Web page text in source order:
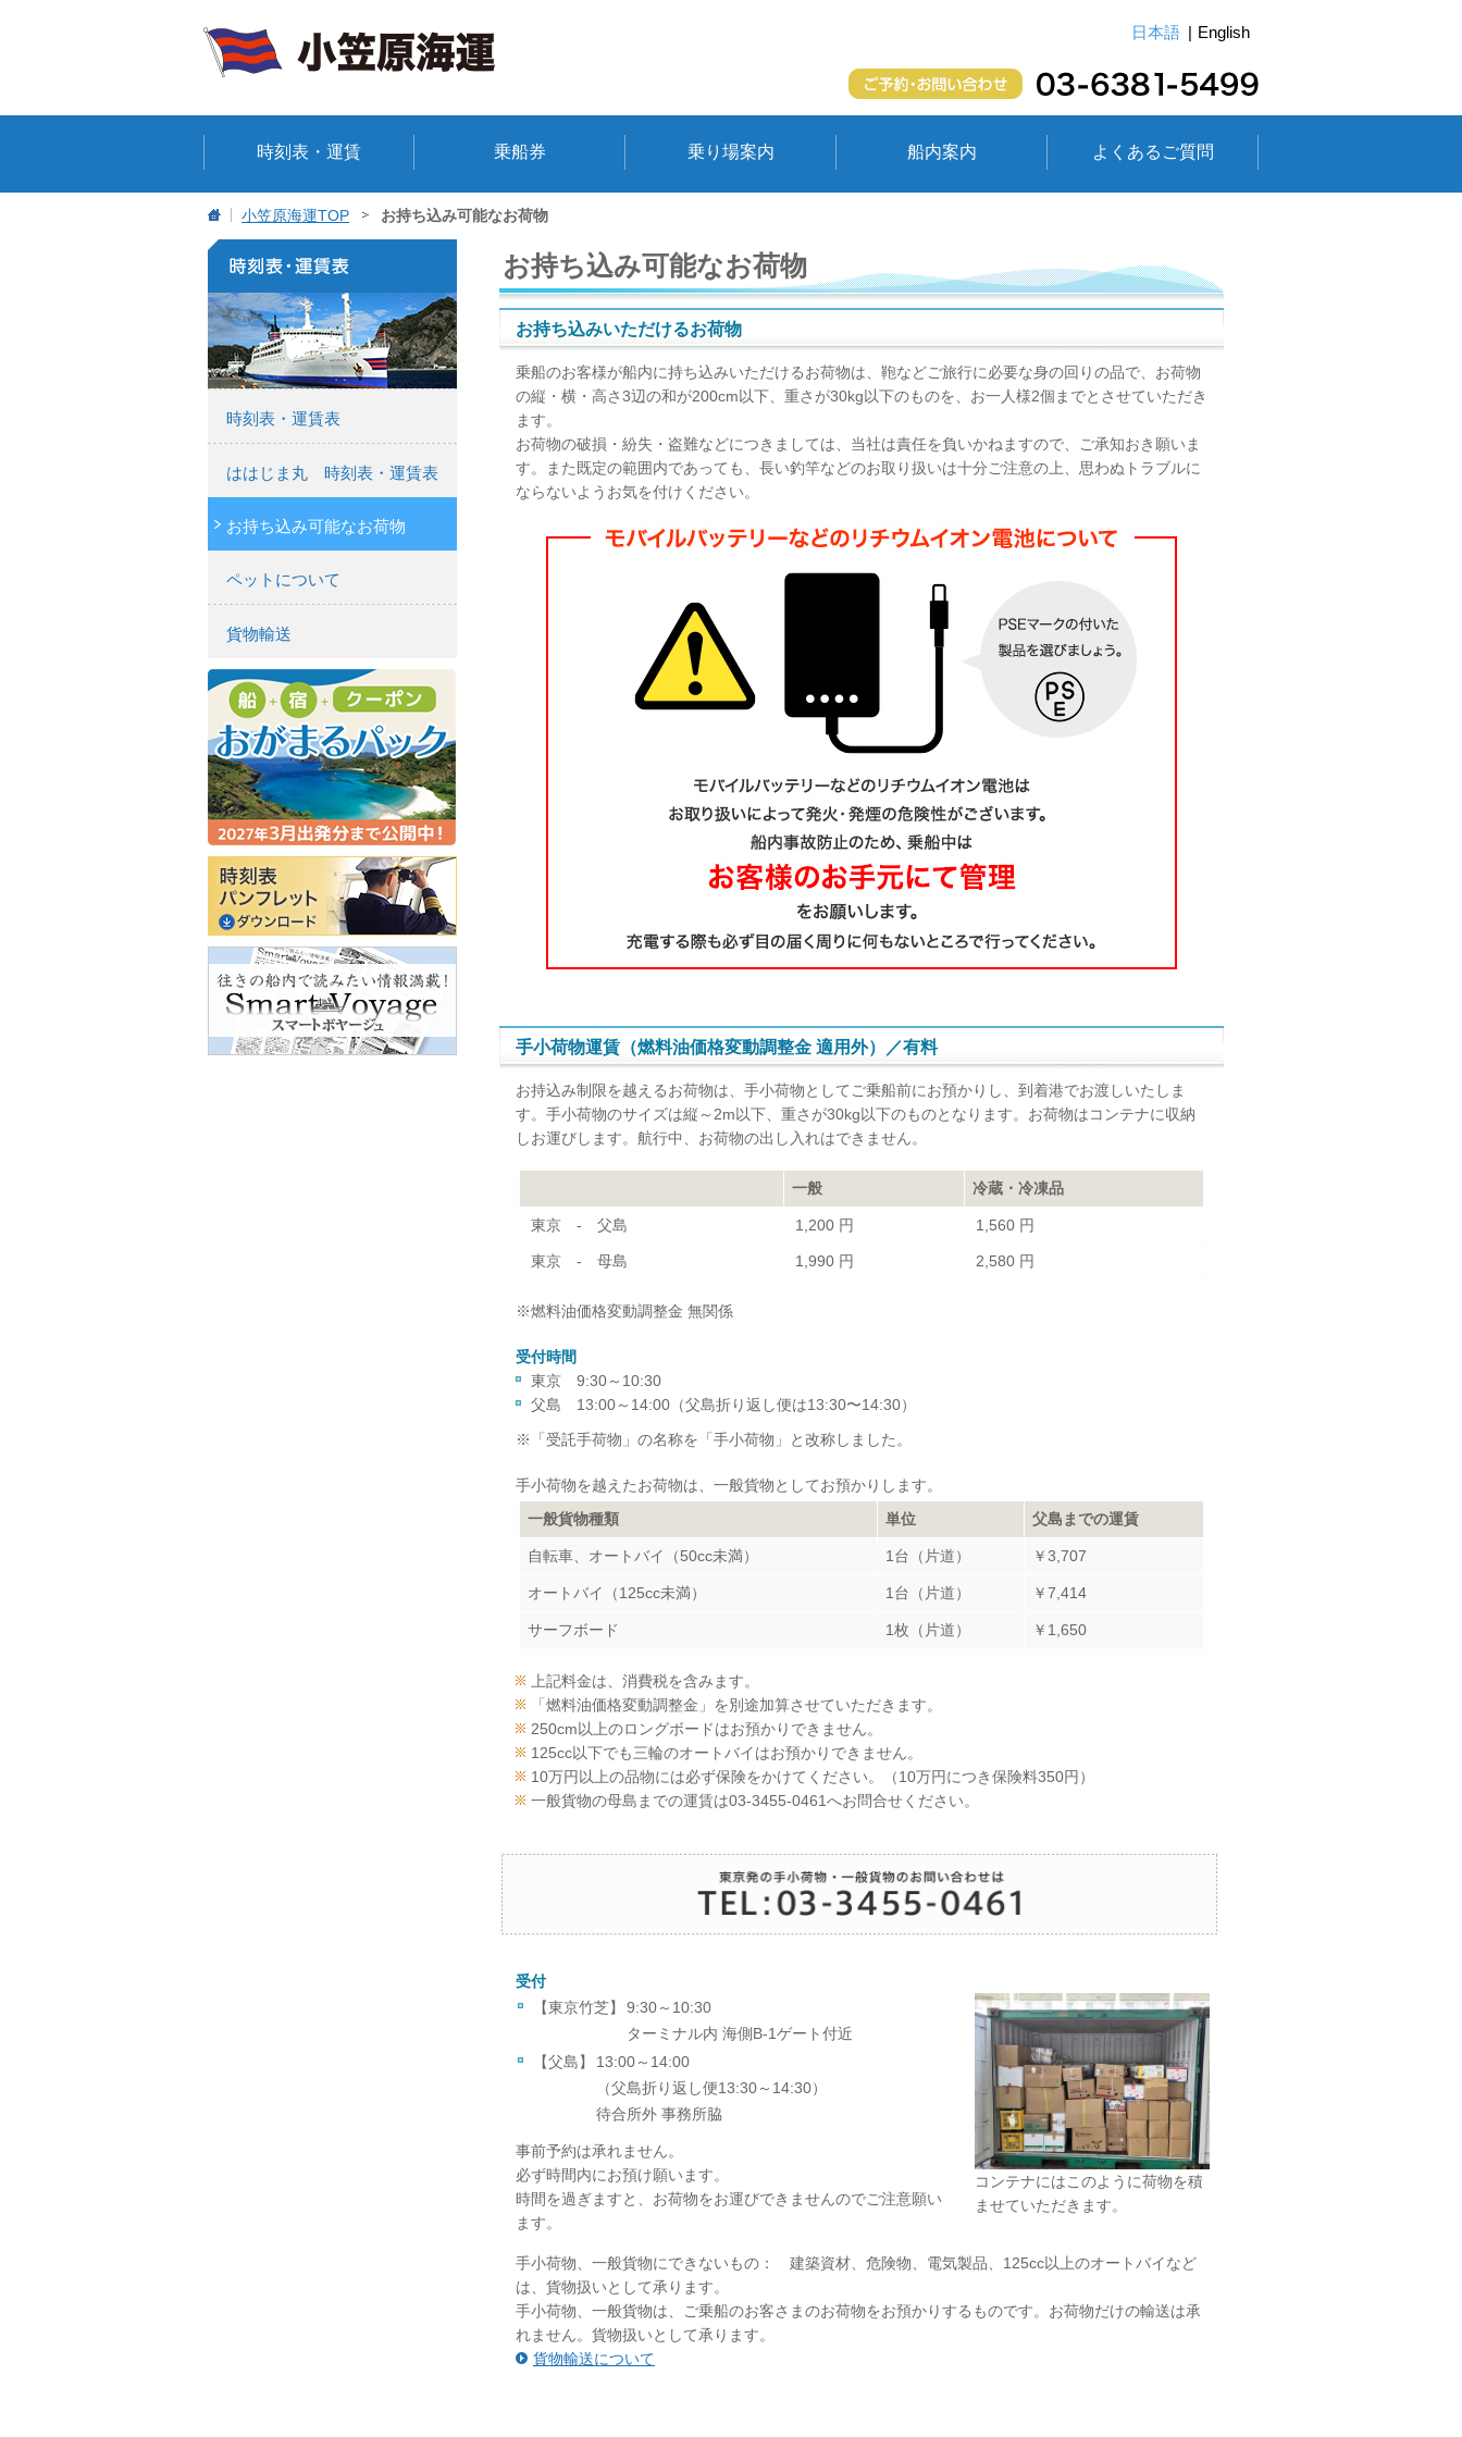
日本語 English
時刻表・運賃 乗船券 乗り場案内 船内案内 よくあるご質問
小笠原海運TOP お持ち込み可能なお荷物
時刻表・運賃表
ははじま丸 時刻表・運賃表
お持ち込み可能なお荷物
ペットについて
貨物輸送
お持ち込み可能なお荷物
お持ち込みいただけるお荷物
乗船のお客様が船内に持ち込みいただけるお荷物は、鞄などご旅行に必要な身の回りの品で、お荷物
の縦・横・高さ3辺の和が200cm以下、重さが30kg以下のものを、お一人様2個までとさせていただき
ます。
お荷物の破損・紛失・盗難などにつきましては、当社は責任を負いかねますので、ご承知おき願いま
す。また既定の範囲内であっても、長い釣竿などのお取り扱いは十分ご注意の上、思わぬトラブルに
ならないようお気を付けください。
手小荷物運賃（燃料油価格変動調整金 適用外）／有料
お持込み制限を越えるお荷物は、手小荷物としてご乗船前にお預かりし、到着港でお渡しいたしま
す。手小荷物のサイズは縦～2m以下、重さが30kg以下のものとなります。お荷物はコンテナに収納
しお運びします。航行中、お荷物の出し入れはできません。
一般 冷蔵・冷凍品
東京 - 父島 1,200 円 1,560 円
東京 - 母島 1,990 円 2,580 円
※燃料油価格変動調整金 無関係
受付時間
東京 9:30～10:30
父島 13:00～14:00（父島折り返し便は13:30〜14:30）
※「受託手荷物」の名称を「手小荷物」と改称しました。
手小荷物を越えたお荷物は、一般貨物としてお預かりします。
一般貨物種類
単位 父島までの運賃
自転車、オートバイ（50cc未満） 1台（片道） ￥3,707
オートバイ（125cc未満） 1台（片道） ￥7,414
サーフボード 1枚（片道） ￥1,650
上記料金は、消費税を含みます。
「燃料油価格変動調整金」を別途加算させていただきます。
250cm以上のロングボードはお預かりできません。
125cc以下でも三輪のオートバイはお預かりできません。
10万円以上の品物には必ず保険をかけてください。（10万円につき保険料350円）
一般貨物の母島までの運賃は03-3455-0461へお問合せください。
受付
コンテナにはこのように荷物を積
ませていただきます。
【東京竹芝】
9:30～10:30
ターミナル内 海側B-1ゲート付近
【父島】
13:00～14:00
（父島折り返し便13:30～14:30）
待合所外 事務所脇
事前予約は承れません。
必ず時間内にお預け願います。
時間を過ぎますと、お荷物をお運びできませんのでご注意願い
ます。
手小荷物、一般貨物にできないもの： 建築資材、危険物、電気製品、125cc以上のオートバイなど
は、貨物扱いとして承ります。
手小荷物、一般貨物は、ご乗船のお客さまのお荷物をお預かりするものです。お荷物だけの輸送は承
れません。貨物扱いとして承ります。
貨物輸送について